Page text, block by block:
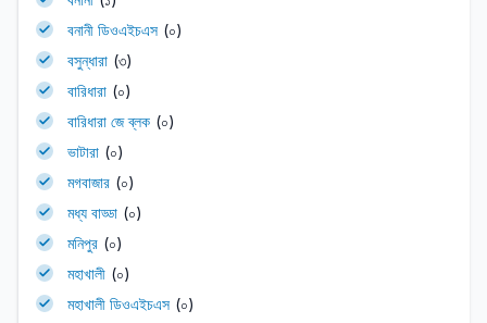
বনানী ডিওএইচএস (০)
বসুন্ধারা (৩)
বারিধারা (০)
বারিধারা জে ব্লক (০)
ভাটারা (০)
মগবাজার (০)
মধ্য বাড্ডা (০)
মনিপুর (০)
মহাখালী (০)
মহাখালী ডিওএইচএস (০)